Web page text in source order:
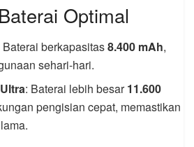
Optimal
Baterai berkapasitas8.400 mAh,
sehari-hari.
: Baterai lebih besar11.600
pengisian cepat, memastikan